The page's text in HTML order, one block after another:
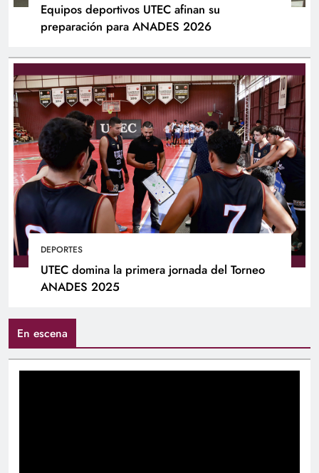
Equipos deportivos UTEC afinan su
preparación para ANADES 2026
DEPORTES
UTEC domina la primera jornada del Torneo
ANADES 2025
En escena